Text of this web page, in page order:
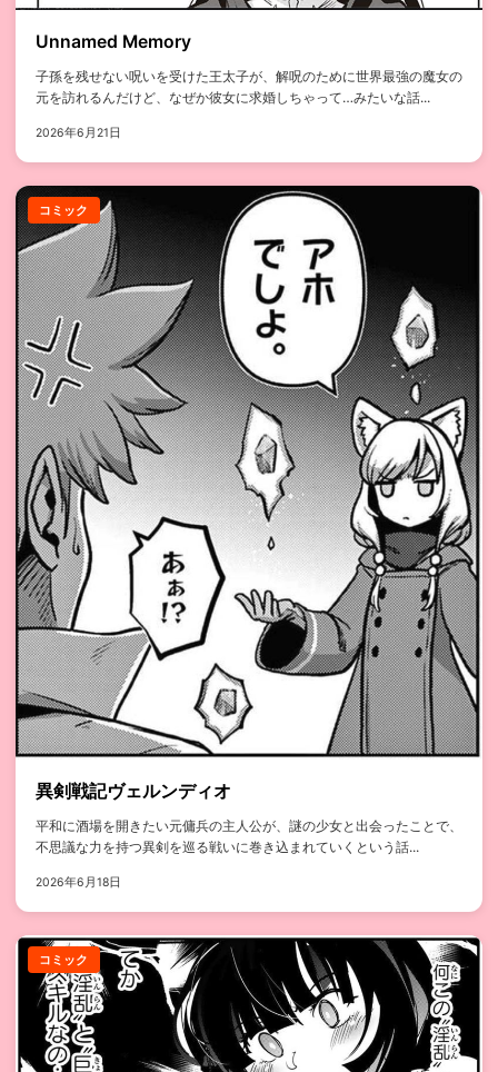
Unnamed Memory
子孫を残せない呪いを受けた王太子が、解呪のために世界最強の魔女の
元を訪れるんだけど、なぜか彼女に求婚しちゃって…みたいな話...
2026年6月21日
コミック
異剣戦記ヴェルンディオ
平和に酒場を開きたい元傭兵の主人公が、謎の少女と出会ったことで、
不思議な力を持つ異剣を巡る戦いに巻き込まれていくという話...
2026年6月18日
コミック